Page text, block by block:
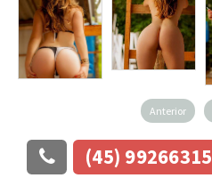
Anterior
(45) 99266315